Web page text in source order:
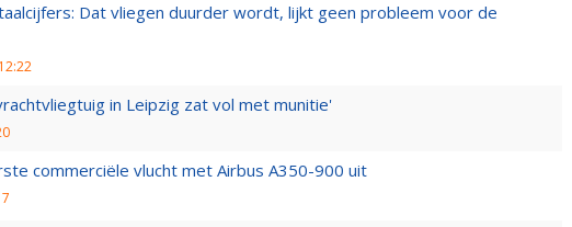
Dat vliegen duurder wordt, lijkt geen probleem voor de
in Leipzig zat vol met munitie'
commerciële vlucht met Airbus A350-900 uit